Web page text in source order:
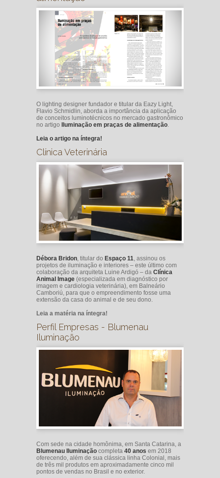
O lighting designer fundador e titular da Eazy Light,
Flavio Schmidlin, aborda a importância da aplicação
de conceitos luminotécnicos no mercado gastronômico
no artigo
Iluminação em praças de alimentação.
Leia o artigo na íntegra!
Clínica Veterinária
Débora Bridon, titular do Espaço 11, assinou os
projetos de iluminação e interiores – este último com
colaboração da arquiteta Luine Ardigó – da Clínica
Animal Image (especializada em diagnóstico por
imagem e cardiologia veterinária), em Balneário
Camboriú, para que o empreendimento fosse uma
extensão da casa do animal e de seu dono.
Leia a matéria na íntegra!
Perfil Empresas - Blumenau
Iluminação
Com sede na cidade homônima, em Santa Catarina, a
Blumenau Iluminação completa 40 anos em 2018
oferecendo, além de sua clássica linha Colonial, mais
de três mil produtos em aproximadamente cinco mil
pontos de vendas no Brasil e no exterior.